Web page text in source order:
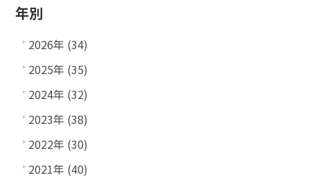
年別
2026年 (34)
2025年 (35)
2024年 (32)
2023年 (38)
2022年 (30)
2021年 (40)